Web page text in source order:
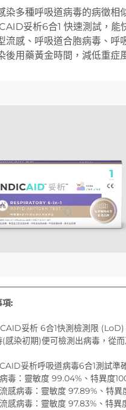
染多種呼吸道病毒的病徵相
妥析6合1 快速測試，能
流感、呼吸道合胞病毒、呼
後用藥黃金時間，減低重症
項:
妥析 6合1快測檢測限
(感染初期)便可檢測出病毒，從
妥析呼吸道病毒6合1測試準
毒：靈敏度 99.04%、特異度
感病毒：靈敏度 97.89%、特異
感病毒：靈敏度 97.83%、特異